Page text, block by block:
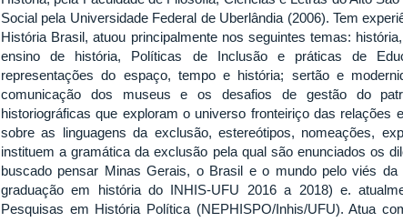
Social pela Universidade Federal de Uberlândia (2006). Tem
História Brasil, atuou principalmente nos seguintes temas:
ensino de história, Políticas de Inclusão e práticas de
representações do espaço, tempo e história; sertão e
comunicação dos museus e os desafios de gestão do
historiográficas que exploram o universo fronteiriço das relações
sobre as linguagens da exclusão, estereótipos, nomeações,
instituem a gramática da exclusão pela qual são enunciados os
buscado pensar Minas Gerais, o Brasil e o mundo pelo viés
graduação em história do INHIS-UFU 2016 a 2018) e.
Pesquisas em História Política (NEPHISPO/Inhis/UFU). Atua